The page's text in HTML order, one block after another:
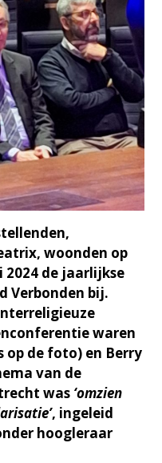
woonden op
de jaarlijkse
Verbonden bij.
waren
op de foto) en Berry
van de
was ‘omzien
, ingeleid
hoogleraar